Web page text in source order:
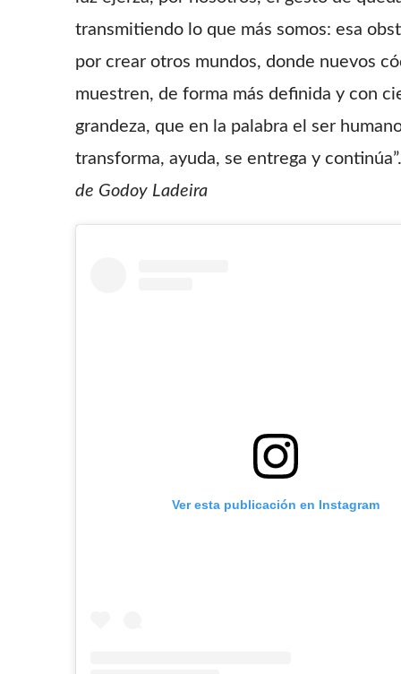
transmitiendo lo que más somos: esa
por crear otros mundos, donde nuevos
muestren, de forma más definida y con
grandeza, que en la palabra el ser
transforma, ayuda, se entrega y
de Godoy Ladeira
Ver esta publicación en Instagram